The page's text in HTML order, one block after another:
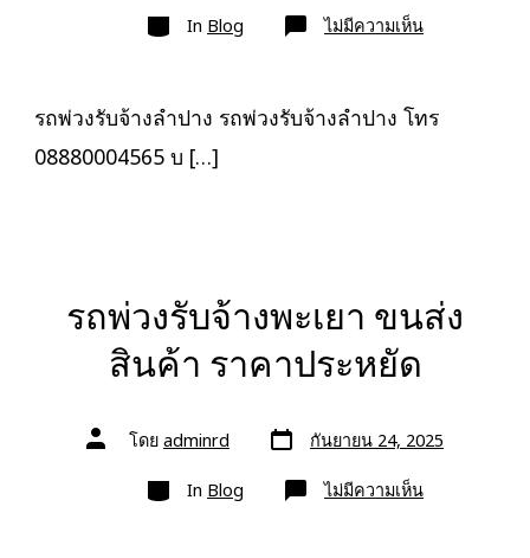
เรื่อง
หมวด
In Blog ไม่มีความเห็นบน
รถ
สินค้า
รถพ่วงรับจ้างลำปาง รถพ่วงรับจ้างลำปาง โทร
08880004565 บ […]
รถพ่วงรับจ้างพะเยา ขนส่ง
สินค้า ราคาประหยัด
ผู้
เขียน โดย adminrd วัน
ที่
เรื่อง
กันยายน 24, 2025
หมวด
In Blog ไม่มีความเห็นบน
รถ